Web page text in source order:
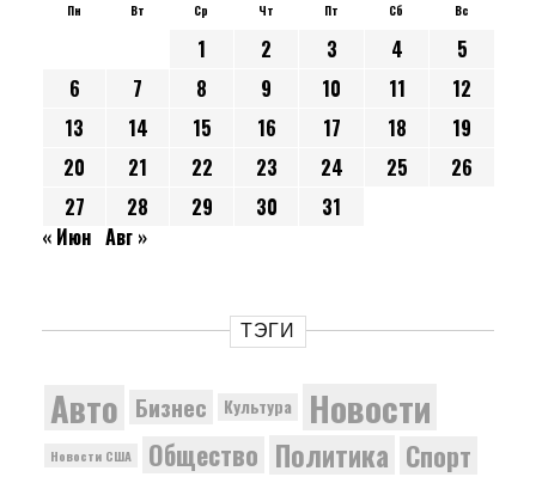
Пн Вт Ср Чт Пт Сб Вс
1 2 3 4
5
6
7 8 9 10 11
12
13
14 15 16 17 18
19
20
21 22 23 24 25
26
27
28 29 30
31
« Июн Авг »
ТЭГИ
Авто Бизнес Культура Новости
Новости США Общество Политика Спорт